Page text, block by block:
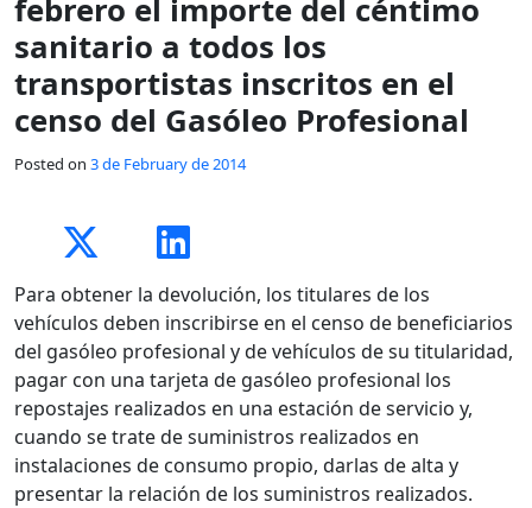
febrero el importe del céntimo
sanitario a todos los
transportistas inscritos en el
censo del Gasóleo Profesional
Posted on 3 de February de 2014
Para obtener la devolución, los titulares de los
vehículos deben inscribirse en el censo de beneficiarios
del gasóleo profesional y de vehículos de su titularidad,
pagar con una tarjeta de gasóleo profesional los
repostajes realizados en una estación de servicio y,
cuando se trate de suministros realizados en
instalaciones de consumo propio, darlas de alta y
presentar la relación de los suministros realizados.